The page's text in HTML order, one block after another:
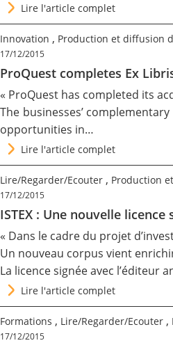
Lire l'article complet
Innovation , Production et diffusion
17/12/2015
ProQuest completes Ex
« ProQuest has completed its
The businesses’
opportunities in…
Lire l'article complet
Lire/Regarder/Ecouter , Production
17/12/2015
ISTEX : Une nouvelle licence
« Dans le cadre du projet
Un nouveau corpus vient
La licence signée avec l’éditeur
Lire l'article complet
Formations , Lire/Regarder/Ecouter ,
17/12/2015